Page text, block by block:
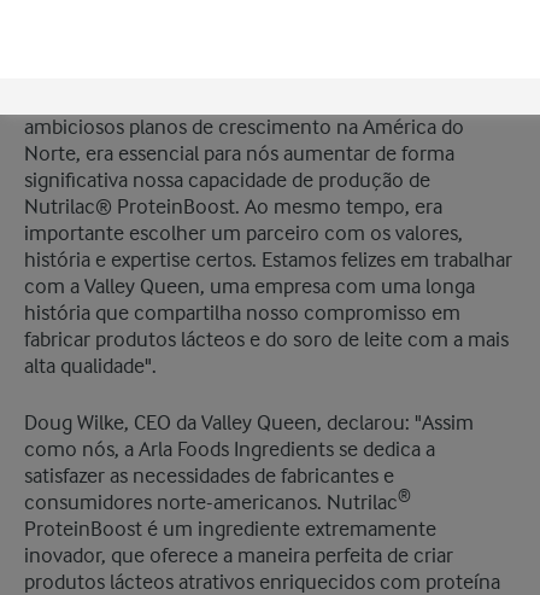
ambiciosos planos de crescimento na América do
Norte, era essencial para nós aumentar de forma
significativa nossa capacidade de produção de
Nutrilac® ProteinBoost. Ao mesmo tempo, era
importante escolher um parceiro com os valores,
história e expertise certos. Estamos felizes em trabalhar
com a Valley Queen, uma empresa com uma longa
história que compartilha nosso compromisso em
fabricar produtos lácteos e do soro de leite com a mais
alta qualidade".
Doug Wilke, CEO da Valley Queen, declarou: "Assim
como nós, a Arla Foods Ingredients se dedica a
satisfazer as necessidades de fabricantes e
consumidores norte-americanos. Nutrilac®
ProteinBoost é um ingrediente extremamente
inovador, que oferece a maneira perfeita de criar
produtos lácteos atrativos enriquecidos com proteína